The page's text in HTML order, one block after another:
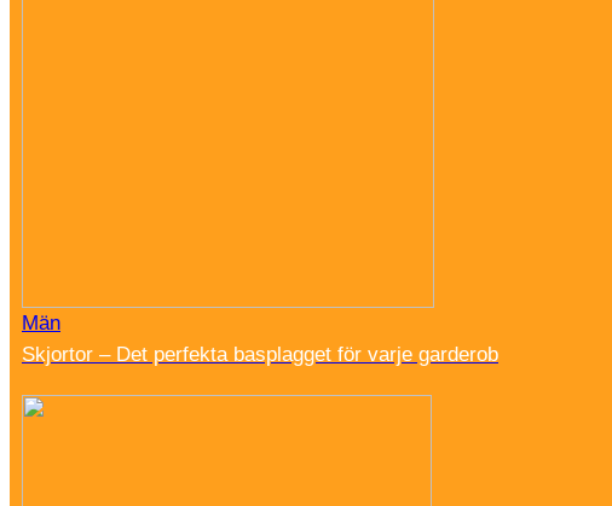
Män
Skjortor – Det perfekta basplagget för varje garderob